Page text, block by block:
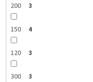
200 3
150 4
120 3
300 3